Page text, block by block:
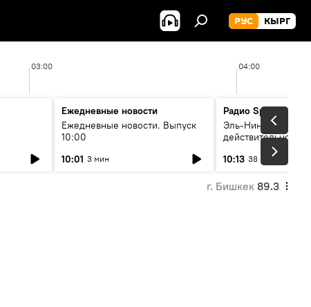
РУС КЫРГ
03:00 04:00
Ежедневные новости
Ежедневные новости. Выпуск
10:00
10:01 3 мин
Радио Sputnik
Эль-Ниньо, жара и
действительно
погоду в
10:13 38 мин
г. Бишкек 89.3